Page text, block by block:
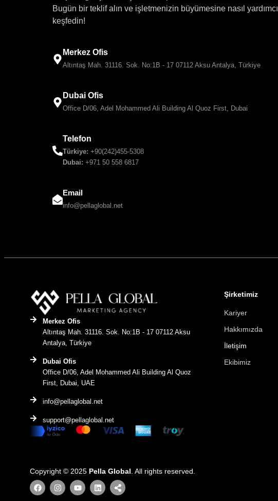
Bugün bir teklif alın ve işletmenizin büyümesine nasıl
keşfedin!
Merkez Ofis
Altıntaş Mah. 31116. Sok. No:1B - 17 07112 Aksu Antalya, Türkiye
Dubai Ofis
Office D/06, Adel Mohammed Ali Building Al Quoz First, Dubai
Telefon
Türkiye: +90(242)455-5308
Dubai: +971 50 558 6817
Email
info@pellaglobal.net
Merkez Ofis
Altıntaş Mah. 31116. Sok. No:1B - 17 07112 Aksu
Antalya, Türkiye
Dubai Ofis
Office D/06, Adel Mohammed Ali Building Al Quoz
First, Dubai, UAE
info@pellaglobal.net
support@pellaglobal.net
Şirketimiz
Kariyer
Hakkımızda
İletişim
Ekibimiz
Copyright © 2025 Pella Global. All rights reserved.